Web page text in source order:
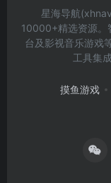
星海导航
10000+精选资源。
台及影视音乐游戏
工具集
摸鱼游戏